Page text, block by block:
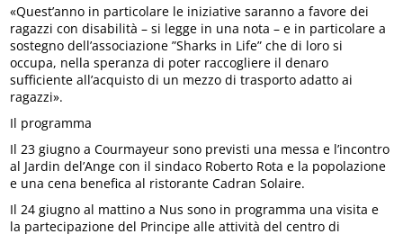
«Quest’anno in particolare le iniziative saranno a favore dei
ragazzi con disabilità – si legge in una nota – e in particolare a
sostegno dell’associazione ”Sharks in Life” che di loro si
occupa, nella speranza di poter raccogliere il denaro
sufficiente all’acquisto di un mezzo di trasporto adatto ai
ragazzi».
Il programma
Il 23 giugno a Courmayeur sono previsti una messa e l’incontro
al Jardin del’Ange con il sindaco Roberto Rota e la popolazione
e una cena benefica al ristorante Cadran Solaire.
Il 24 giugno al mattino a Nus sono in programma una visita e
la partecipazione del Principe alle attività del centro di